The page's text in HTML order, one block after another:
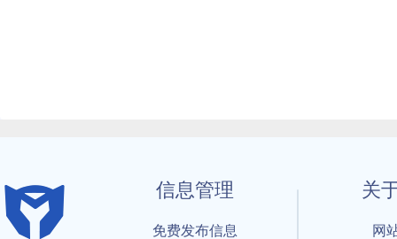
信息管理
免费发布信息
关
网